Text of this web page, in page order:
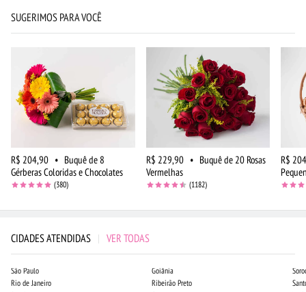
SUGERIMOS PARA VOCÊ
R$ 204,90 • Buquê de 8
Gérberas Coloridas e Chocolates
(380)
R$ 229,90 • Buquê de 20 Rosas
Vermelhas
(1182)
R$
CIDADES ATENDIDAS | VER TODAS
São Paulo
Rio de Janeiro
Goiânia
Ribeirão Preto